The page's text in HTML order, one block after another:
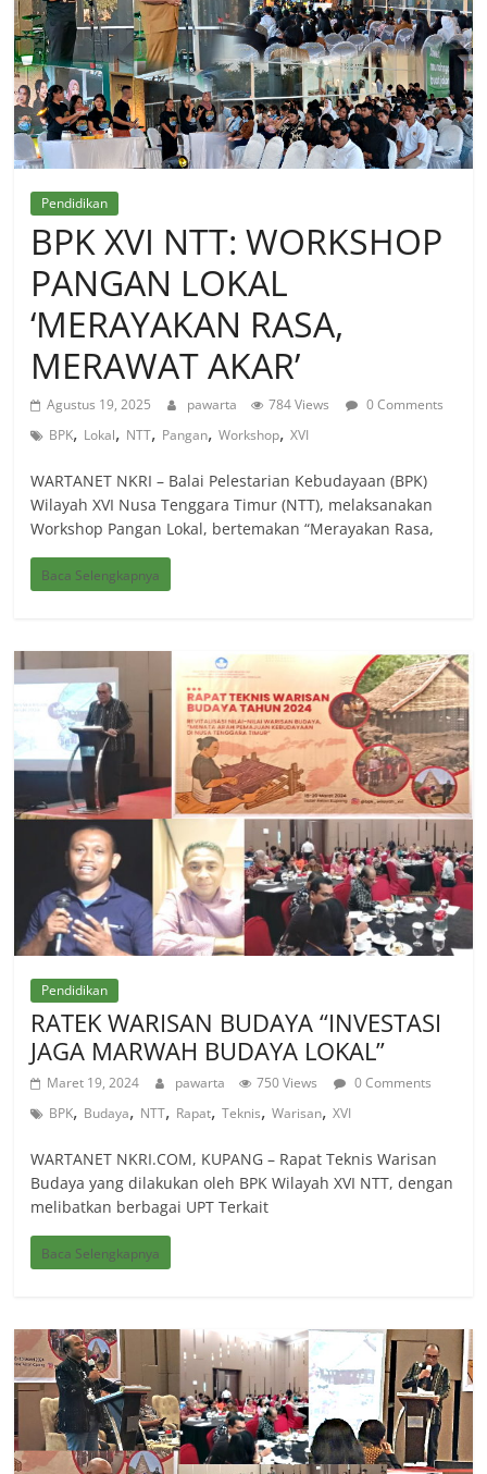
Pendidikan
BPK XVI NTT: WORKSHOP
PANGAN LOKAL
‘MERAYAKAN RASA,
MERAWAT AKAR’
Agustus 19, 2025 pawarta 784 Views
0 Comments
BPK, Lokal, NTT, Pangan,Workshop,XVI
WARTANET NKRI – Balai Pelestarian Kebudayaan (BPK)
Wilayah XVI Nusa Tenggara Timur (NTT), melaksanakan
Workshop Pangan Lokal, bertemakan “Merayakan Rasa,
Baca Selengkapnya
Pendidikan
RATEK WARISAN BUDAYA “INVESTASI
JAGA MARWAH BUDAYA LOKAL”
Maret 19, 2024 pawarta 750 Views
0 Comments
BPK, Budaya, NTT, Rapat,Teknis,Warisan,XVI
WARTANET NKRI.COM, KUPANG – Rapat Teknis Warisan
Budaya yang dilakukan oleh BPK Wilayah XVI NTT, dengan
melibatkan berbagai UPT Terkait
Baca Selengkapnya